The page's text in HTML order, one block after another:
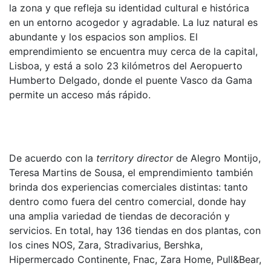
la zona y que refleja su identidad cultural e histórica
en un entorno acogedor y agradable. La luz natural es
abundante y los espacios son amplios. El
emprendimiento se encuentra muy cerca de la capital,
Lisboa, y está a solo 23 kilómetros del Aeropuerto
Humberto Delgado, donde el puente Vasco da Gama
permite un acceso más rápido.
De acuerdo con la territory directorde Alegro Montijo,
Teresa Martins de Sousa, el emprendimiento también
brinda dos experiencias comerciales distintas: tanto
dentro como fuera del centro comercial, donde hay
una amplia variedad de tiendas de decoración y
servicios. En total, hay 136 tiendas en dos plantas, con
los cines NOS, Zara, Stradivarius, Bershka,
Hipermercado Continente, Fnac, Zara Home, Pull&Bear,